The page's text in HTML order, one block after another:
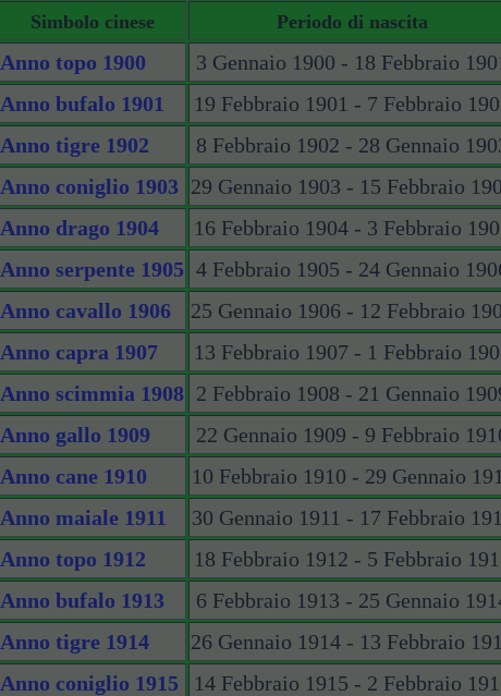
Simbolo cinese Periodo di nascita
Anno topo 1900
3 Gennaio 1900 - 18 Febbraio
Anno bufalo 1901
19 Febbraio 1901 - 7 Febbraio
Anno tigre 1902
8 Febbraio 1902 - 28 Gennaio
Anno coniglio 1903 29 Gennaio 1903 - 15 Febbraio
Anno drago 1904
16 Febbraio 1904 - 3 Febbraio
Anno serpente 1905 4 Febbraio 1905 - 24 Gennaio
Anno cavallo 1906
25 Gennaio 1906 - 12 Febbraio
Anno capra 1907
13 Febbraio 1907 - 1 Febbraio
Anno scimmia 1908 2 Febbraio 1908 - 21 Gennaio
Anno gallo 1909
22 Gennaio 1909 - 9 Febbraio
Anno cane 1910
10 Febbraio 1910 - 29 Gennaio
Anno maiale 1911
30 Gennaio 1911 - 17 Febbraio
Anno topo 1912
18 Febbraio 1912 - 5 Febbraio
Anno bufalo 1913
6 Febbraio 1913 - 25 Gennaio
Anno tigre 1914
26 Gennaio 1914 - 13 Febbraio
Anno coniglio 1915
14 Febbraio 1915 - 2 Febbraio